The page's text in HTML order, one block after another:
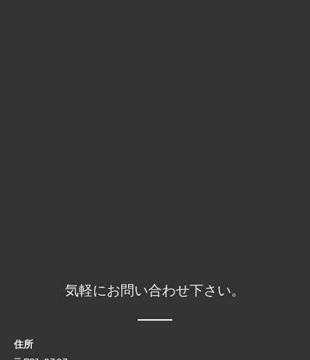
気軽にお問い合わせ下さい。
住所